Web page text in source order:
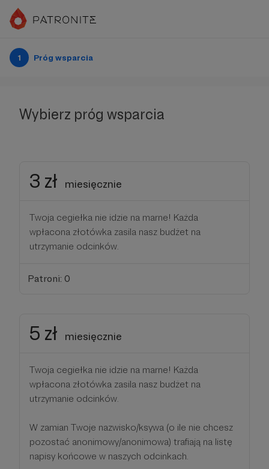
1 Próg wsparcia
Wybierz próg wsparcia
3 zł miesięcznie
Twoja cegiełka nie idzie na marne! Każda
wpłacona złotówka zasila nasz budżet na
utrzymanie odcinków.
Patroni: 0
5 zł miesięcznie
Twoja cegiełka nie idzie na marne! Każda
wpłacona złotówka zasila nasz budżet na
utrzymanie odcinków.
W zamian Twoje nazwisko/ksywa (o ile nie chcesz
pozostać anonimowy/anonimowa) trafiają na listę
napisy końcowe w naszych odcinkach.